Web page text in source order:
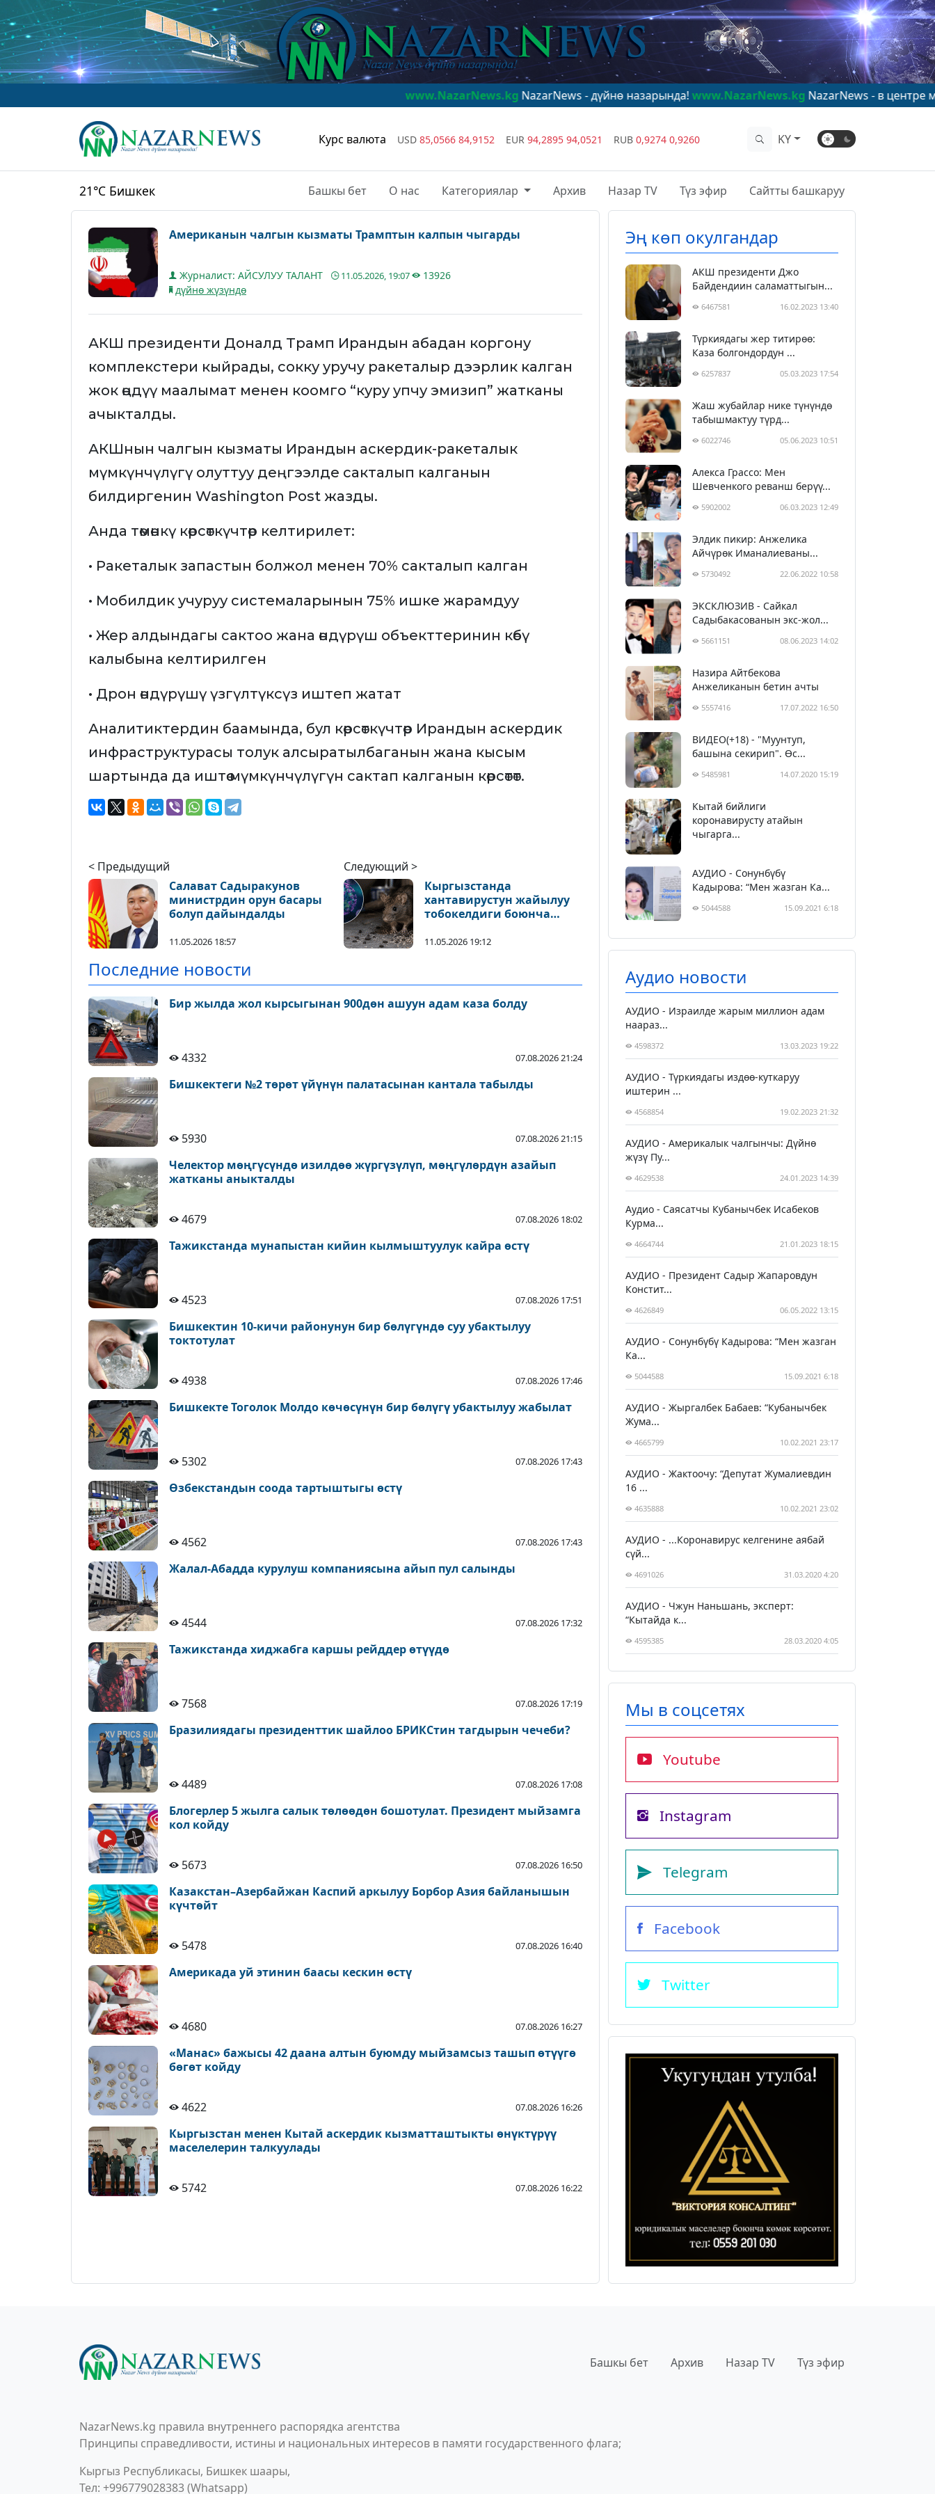
www.NazarNews.kgNazarNews - дүйнө назарында!www.NazarNews.kgNazarNews - в центре мирового
Курс валюта USD 85,0566 84,9152 EUR 94,2895 94,0521 RUB 0,9274 0,9260 KY
21°C Бишкек Башкы бет О нас Категориялар Архив Назар TV Түз эфир Сайтты башкаруу
Американын чалгын кызматы Трамптын калпын чыгарды
Журналист: АЙСУЛУУ ТАЛАНТ 11.05.2026, 19:07
13926
дүйнө жүзүндө
АКШ президенти Доналд Трамп Ирандын абадан коргону
комплекстери кыйрады, сокку уручу ракеталыр дээрлик калган
жок өңдүү маалымат менен коомго “куру упчу эмизип” жатканы
ачыкталды.
АКШнын чалгын кызматы Ирандын аскердик-ракеталык
мүмкүнчүлүгү олуттуу деңгээлде сакталып калганын
билдиргенин Washington Post жазды.
Анда төмөнкү көрсөткүчтөр келтирилет:
• Ракеталык запастын болжол менен 70% сакталып калган
• Мобилдик учуруу системаларынын 75% ишке жарамдуу
• Жер алдындагы сактоо жана өндүрүш объекттеринин көбү
калыбына келтирилген
• Дрон өндүрүшү үзгүлтүксүз иштеп жатат
Аналитиктердин баамында, бул көрсөткүчтөр Ирандын аскердик
инфраструктурасы толук алсыратылбаганын жана кысым
шартында да иштөө мүмкүнчүлүгүн сактап калганын көрсөтөт.
< Предыдущий
Салават Садыракунов
министрдин орун басары
болуп дайындалды
11.05.2026 18:57
Следующий >
Кыргызстанда
хантавирустун жайылуу
тобокелдиги боюнча
берди
11.05.2026 19:12
Последние новости
Бир жылда жол кырсыгынан 900дөн ашуун адам каза болду
4332 07.08.2026 21:24
Бишкектеги №2 төрөт үйүнүн палатасынан кантала табылды
5930 07.08.2026 21:15
Челектор мөңгүсүндө изилдөө жүргүзүлүп, мөңгүлөрдүн азайып
жатканы аныкталды
4679 07.08.2026 18:02
Тажикстанда мунапыстан кийин кылмыштуулук кайра өстү
4523 07.08.2026 17:51
Бишкектин 10-кичи районунун бир бөлүгүндө суу убактылуу
токтотулат
4938 07.08.2026 17:46
Бишкекте Тоголок Молдо көчөсүнүн бир бөлүгү убактылуу жабылат
5302 07.08.2026 17:43
Өзбекстандын соода тартыштыгы өстү
4562 07.08.2026 17:43
Жалал-Абадда курулуш компаниясына айып пул салынды
4544 07.08.2026 17:32
Тажикстанда хиджабга каршы рейддер өтүүдө
7568 07.08.2026 17:19
Бразилиядагы президенттик шайлоо БРИКСтин тагдырын чечеби?
4489 07.08.2026 17:08
Блогерлер 5 жылга салык төлөөдөн бошотулат. Президент мыйзамга
кол койду
5673 07.08.2026 16:50
Казакстан–Азербайжан Каспий аркылуу Борбор Азия байланышын
күчтөйт
5478 07.08.2026 16:40
Америкада уй этинин баасы кескин өстү
4680 07.08.2026 16:27
«Манас» бажысы 42 даана алтын буюмду мыйзамсыз ташып өтүүгө
бөгөт койду
4622 07.08.2026 16:26
Кыргызстан менен Кытай аскердик кызматташтыкты өнүктүрүү
маселелерин талкуулады
5742 07.08.2026 16:22
Эң көп окулгандар
АКШ президенти Джо
Байдендиин саламаттыгын...
6467581 16.02.2023 13:40
Түркиядагы жер титирөө:
Каза болгондордун ...
6257837 05.03.2023 17:54
Жаш жубайлар нике түнүндө
табышмактуу түрд...
6022746 05.06.2023 10:51
Алекса Грассо: Мен
Шевченкого реванш берүү...
5902002 06.03.2023 12:49
Элдик пикир: Анжелика
Айчүрөк Иманалиеваны...
5730492 22.06.2022 10:58
ЭКСКЛЮЗИВ - Сайкал
Садыбакасованын экс-жол...
5661151 08.06.2023 14:02
Назира Айтбекова
Анжеликанын бетин ачты
5557416 17.07.2022 16:50
ВИДЕО(+18) - "Муунтуп,
башына секирип". Өс...
5485981 14.07.2020 15:19
Кытай бийлиги
коронавирусту атайын
чыгарга...
АУДИО - Сонунбүбү
Кадырова: “Мен жазган Ка...
5044588 15.09.2021 6:18
Аудио новости
АУДИО - Израилде жарым миллион адам
наараз...
4598372 13.03.2023 19:22
АУДИО - Түркиядагы издөө-куткаруу
иштерин ...
4568854 19.02.2023 21:32
АУДИО - Америкалык чалгынчы: Дүйнө
жүзү Пу...
4629538 24.01.2023 14:39
Аудио - Саясатчы Кубанычбек Исабеков
Курма...
4664744 21.01.2023 18:15
АУДИО - Президент Садыр Жапаровдун
Констит...
4626849 06.05.2022 13:15
АУДИО - Сонунбүбү Кадырова: “Мен жазган
Ка...
5044588 15.09.2021 6:18
АУДИО - Жыргалбек Бабаев: “Кубанычбек
Жума...
4665799 10.02.2021 23:17
АУДИО - Жактоочу: “Депутат Жумалиевдин
16 ...
4635888 10.02.2021 23:02
АУДИО - ...Коронавирус келгенине аябай
сүй...
4691026 31.03.2020 4:20
АУДИО - Чжун Наньшань, эксперт:
“Кытайда к...
4595385 28.03.2020 4:05
Мы в соцсетях
Youtube
Instagram
Telegram
Facebook
Twitter
Башкы бет Архив Назар TV Түз эфир
NazarNews.kg правила внутреннего распорядка агентства
Принципы справедливости, истины и национальных интересов в памяти государственного флага;
Кыргыз Республикасы, Бишкек шаары,
Тел: +996779028383 (Whatsapp)